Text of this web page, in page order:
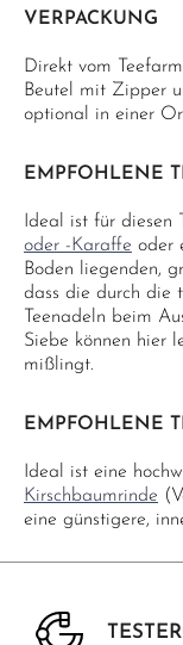
VERPACKUNG
Direkt vom
Beutel mit Zipper
optional in einer
EMPFOHLENE
Ideal ist für diesen
oder -Karaffe oder
Boden liegenden,
dass die durch die
Teenadeln beim
Siebe können hier
mißlingt.
EMPFOHLENE
Ideal ist eine
Kirschbaumrinde
eine günstigere,